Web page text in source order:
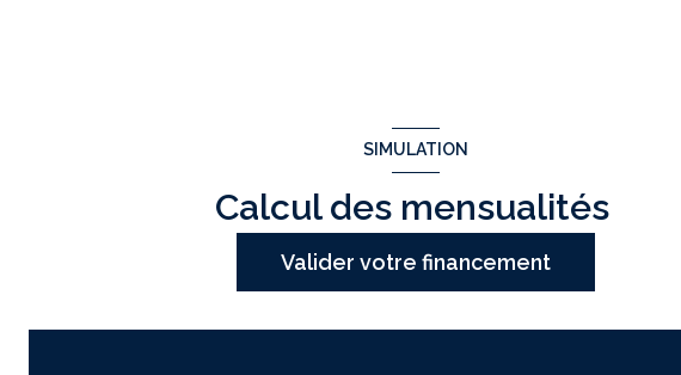
SIMULATION
Calcul des mensualités
Valider votre financement